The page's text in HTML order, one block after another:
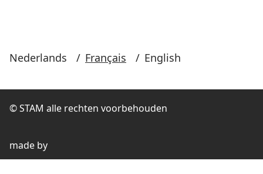
Nederlands / Français / English
© STAM alle rechten voorbehouden
made by